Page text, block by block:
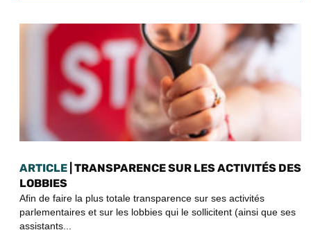
ARTICLE | TRANSPARENCE SUR LES ACTIVITÉS DES
LOBBIES
Afin de faire la plus totale transparence sur ses activités
parlementaires et sur les lobbies qui le sollicitent (ainsi que ses
assistants...